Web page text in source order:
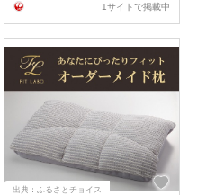
1サイトで掲載中
出典：ふるさとチョイス